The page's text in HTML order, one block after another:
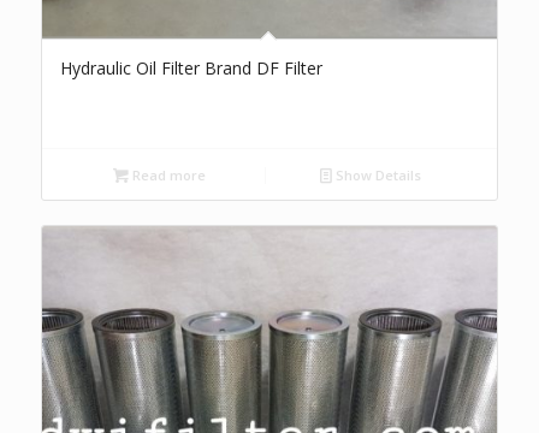
Hydraulic Oil Filter Brand DF Filter
Read more Show Details